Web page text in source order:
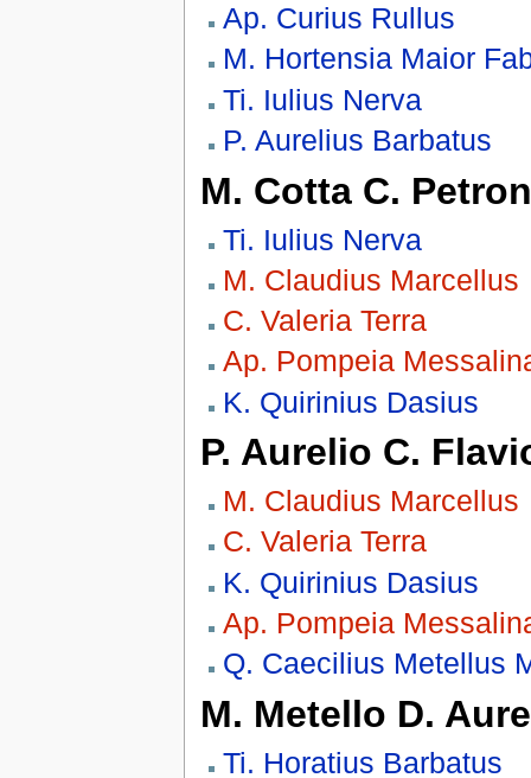
Ap. Curius Rullus
M. Hortensia Maior
Ti. Iulius Nerva
P. Aurelius Barbatus
M. Cotta C.
Ti. Iulius Nerva
M. Claudius Marcellus
C. Valeria Terra
Ap. Pompeia
K. Quirinius Dasius
P. Aurelio C.
M. Claudius Marcellus
C. Valeria Terra
K. Quirinius Dasius
Ap. Pompeia
Q. Caecilius Metellus
M. Metello D.
Ti. Horatius Barbatus